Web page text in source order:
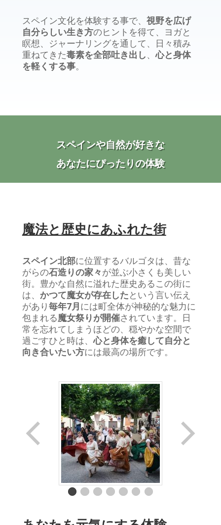
スペイン文化を体験する事で、 視野を広げ
自分らしい生き方のヒントを得て、ヨガと
瞑想、ジャーナリングを通して、日々積み
重ねてきた毒素を全部吐き出し、心と身体
を軽くする事。
スペインや自然が好きな
あなたにぴったりの体験
魔法と歴史にあふれた街
スペイン北部に位置するバルゴタは、昔な
がらの石造りの家々が並ぶ小さくも美しい
街。豊かな自然に溢れた歴史あるこの街に
は、 かつて魔女が存在したという言い伝え
があり毎年7月には町全体が神秘的な魅力に
包まれる魔女祭りが開催されています。日
常を忘れてしまうほどの、穏やかな空間で
過ごすひと時は、心と身体を癒して自分と
向き合いたい方には最高の場所です。